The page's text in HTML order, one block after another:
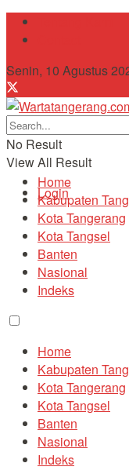
Senin, 10 Agustus
No Result
View All Result
Login
Home
Kabupaten
Kota Tangerang
Kota Tangsel
Banten
Nasional
Indeks
Home
Kabupaten
Kota Tangerang
Kota Tangsel
Banten
Nasional
Indeks